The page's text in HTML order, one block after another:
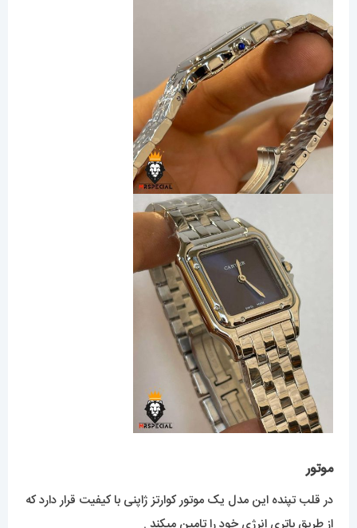
موتور
در قلب تپنده این مدل یک موتور کوارتز ژاپنی با کیفیت قرار دارد که